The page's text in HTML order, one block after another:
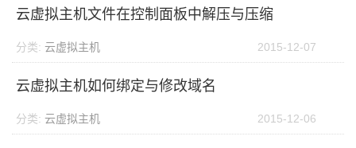
云虚拟主机文件在控制面板中解压与压缩
分类: 云虚拟主机 2015-12-07
云虚拟主机如何绑定与修改域名
分类: 云虚拟主机 2015-12-06